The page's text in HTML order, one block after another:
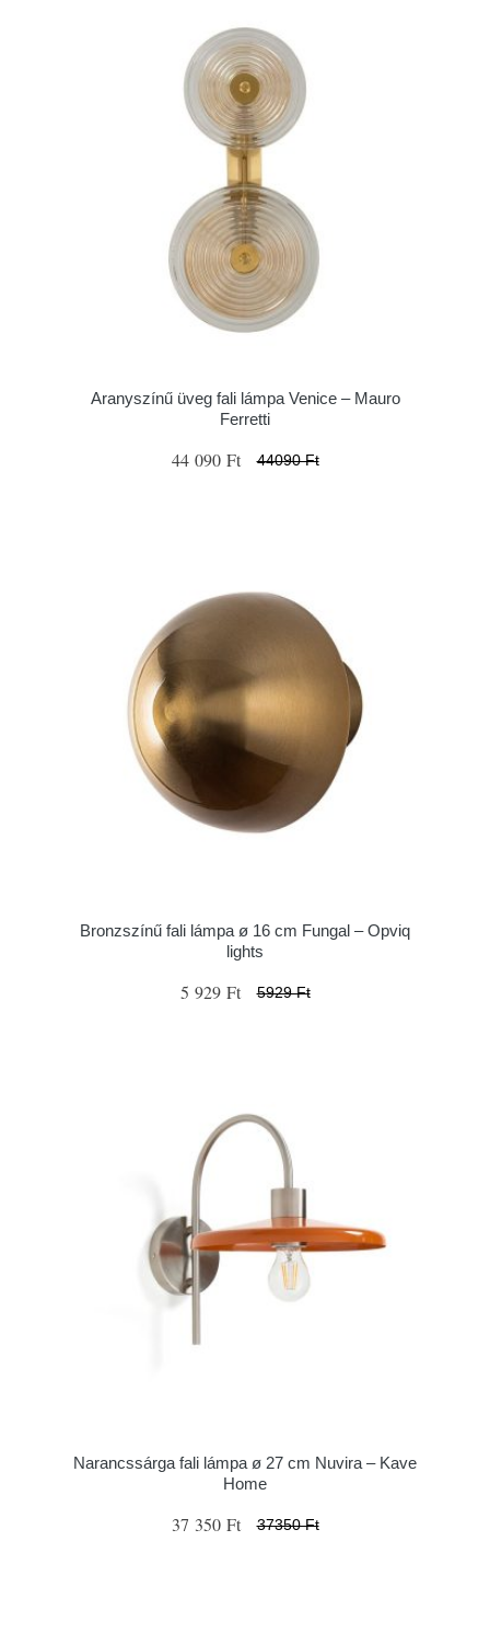
Aranyszínű üveg fali lámpa Venice – Mauro
Ferretti
44 090 Ft 44090 Ft
Bronzszínű fali lámpa ø 16 cm Fungal – Opviq
lights
5 929 Ft 5929 Ft
Narancssárga fali lámpa ø 27 cm Nuvira – Kave
Home
37 350 Ft 37350 Ft